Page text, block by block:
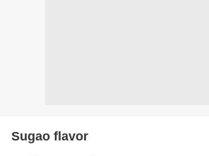
Sugao flavor